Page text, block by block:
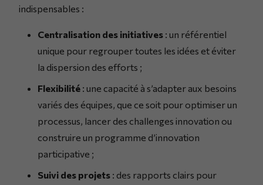
indispensables :
Centralisation des initiatives : un référentiel
unique pour regrouper toutes les idées et éviter
la dispersion des efforts ;
Flexibilité : une capacité à s’adapter aux besoins
variés des équipes, que ce soit pour optimiser un
processus, lancer des challenges innovation ou
construire un programme d’innovation
participative ;
Suivi des projets : des rapports clairs pour